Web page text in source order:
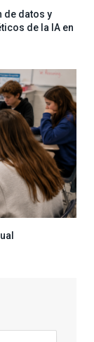
de datos y
de la IA en